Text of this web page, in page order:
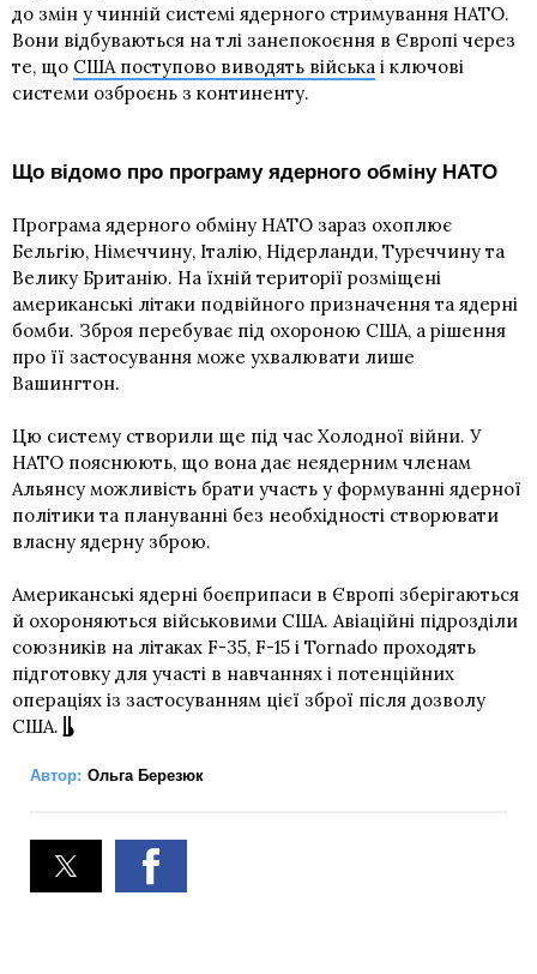
до змін у чинній системі ядерного стримування НАТО.
Вони відбуваються на тлі занепокоєння в Європі через
те, що США поступово виводять війська і ключові
системи озброєнь з континенту.
Що відомо про програму ядерного обміну НАТО
Програма ядерного обміну НАТО зараз охоплює
Бельгію, Німеччину, Італію, Нідерланди, Туреччину та
Велику Британію. На їхній території розміщені
американські літаки подвійного призначення та ядерні
бомби. Зброя перебуває під охороною США, а рішення
про її застосування може ухвалювати лише
Вашингтон.
Цю систему створили ще під час Холодної війни. У
НАТО пояснюють, що вона дає неядерним членам
Альянсу можливість брати участь у формуванні ядерної
політики та плануванні без необхідності створювати
власну ядерну зброю.
Американські ядерні боєприпаси в Європі зберігаються
й охороняються військовими США. Авіаційні підрозділи
союзників на літаках F-35, F-15 і Tornado проходять
підготовку для участі в навчаннях і потенційних
операціях із застосуванням цієї зброї після дозволу
США.
Автор: Ольга Березюк